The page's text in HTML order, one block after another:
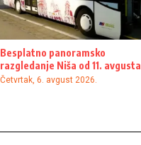
Besplatno panoramsko
razgledanje Niša od 11. avgusta
Četvrtak, 6. avgust 2026.